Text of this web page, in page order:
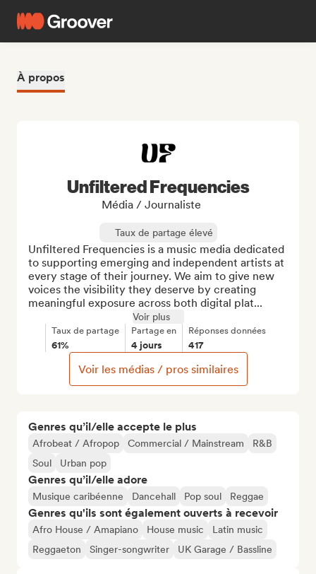
À propos
Genres qu’il/elle accepte le plus
Afrobeat / Afropop Commercial / Mainstream
R&B
Soul
Urban pop
Genres qu’il/elle adore
Musique caribéenne Dancehall Pop soul Reggae
Genres qu'ils sont également ouverts à recevoir
Afro House / Amapiano House music
Latin music
Reggaeton
Singer-songwriter UK Garage / Bassline
Unfiltered Frequencies
Média / Journaliste
Taux de partage élevé
Unfiltered Frequencies is a music media dedicated
to supporting emerging and independent artists at
every stage of their journey. We aim to give new
voices the visibility they deserve by creating
meaningful exposure across both digital plat...
Voir plus
Taux de partage
61%
Partage en
4 jours
Réponses données
417
Voir les médias / pros similaires